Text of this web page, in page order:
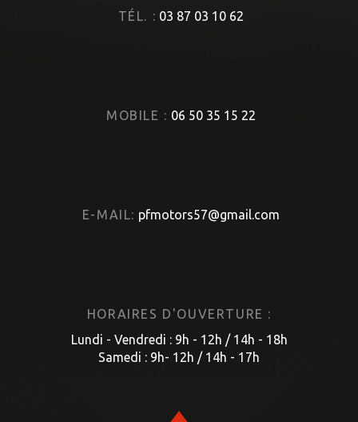
TÉL. : 03 87 03 10 62
MOBILE : 06 50 35 15 22
E-MAIL: pfmotors57@gmail.com
HORAIRES D'OUVERTURE :
Lundi - Vendredi : 9h - 12h / 14h - 18h
Samedi : 9h- 12h / 14h - 17h